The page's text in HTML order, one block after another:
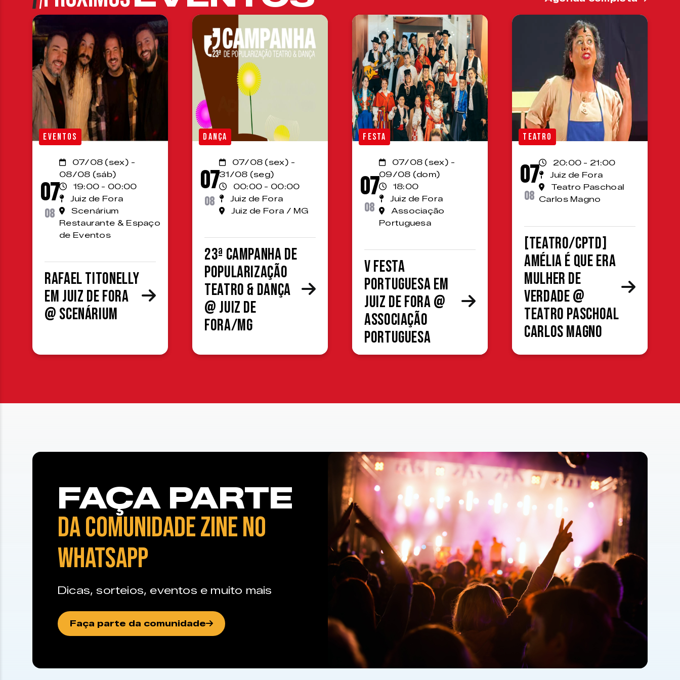
EVENTOS
07
08
07/08 (sex) -
08/08 (sáb)
19:00 - 00:00
Juiz de Fora
Scenárium
Restaurante & Espaço
de Eventos
Rafael Titonelly
em Juiz de Fora
@ Scenárium
DANÇA
07
08
07/08 (sex) -
31/08 (seg)
00:00 - 00:00
Juiz de Fora
Juiz de Fora / MG
23ª Campanha de
Popularização
Teatro & Dança
@ Juiz de
Fora/MG
FESTA
07
08
07/08 (sex) -
09/08 (dom)
18:00
Juiz de Fora
Associação
Portuguesa
V Festa
Portuguesa em
Juiz de Fora @
Associação
Portuguesa
TEATRO
07
08
20:00 - 21:00
Juiz de Fora
Teatro Paschoal
Carlos Magno
[TEATRO/CPTD]
Amélia é que era
mulher de
verdade @
Teatro Paschoal
Carlos Magno
FAÇA PARTE
DA COMUNIDADE ZINE NO
WHATSAPP
Dicas, sorteios, eventos e muito mais
Faça parte da comunidade